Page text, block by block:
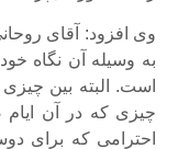
وی افزود: آقای
به وسیله آن نگاه
است. البته بین
چیزی که در آن
احترامی که برای